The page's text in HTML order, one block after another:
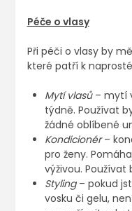
Péče o vlasy
Při péči o vlasy by
které patří k
Mytí vlasů– mytí
týdně. Používat
žádné oblíbené
Kondicionér–
pro ženy.
výživou.
Styling– pokud
vosku či gelu,